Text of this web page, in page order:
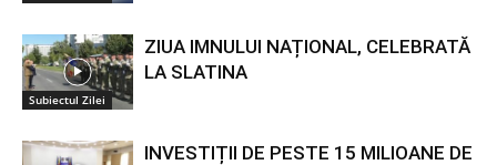
Subiectul Zilei
ZIUA IMNULUI NAȚIONAL, CELEBRATĂ
LA SLATINA
INVESTIȚII DE PESTE 15 MILIOANE DE